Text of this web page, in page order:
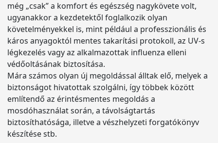
még „csak” a komfort és egészség nagykövete volt,
ugyanakkor a kezdetektől foglalkozik olyan
követelményekkel is, mint például a professzionális és
káros anyagoktól mentes takarítási protokoll, az UV-s
légkezelés vagy az alkalmazottak influenza elleni
védőoltásának biztosítása.
Mára számos olyan új megoldással álltak elő, melyek a
biztonságot hivatottak szolgálni, így többek között
említendő az érintésmentes megoldás a
mosdóhasználat során, a távolságtartás
biztosíthatósága, illetve a vészhelyzeti forgatókönyv
készítése stb.